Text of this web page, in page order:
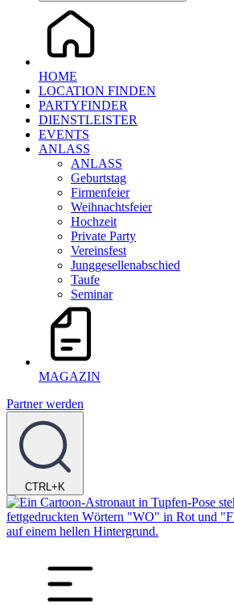
HOME
LOCATION FINDEN
PARTYFINDER
DIENSTLEISTER
EVENTS
ANLASS
ANLASS
Geburtstag
Firmenfeier
Weihnachtsfeier
Hochzeit
Private Party
Vereinsfest
Junggesellenabschied
Taufe
Seminar
MAGAZIN
Partner werden
CTRL+K